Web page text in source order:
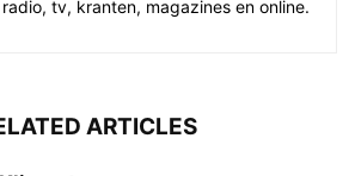
tv, kranten, magazines en online.
ARTICLES